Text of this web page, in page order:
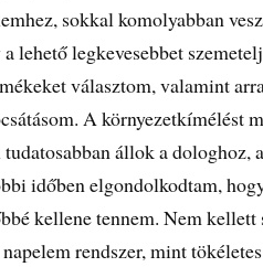
sokkal komolyabban
lehető legkevesebbet
választom, valamint
A környezetkímélést
állok a dologhoz,
időben elgondolkodtam,
kellene tennem. Nem
rendszer, mint